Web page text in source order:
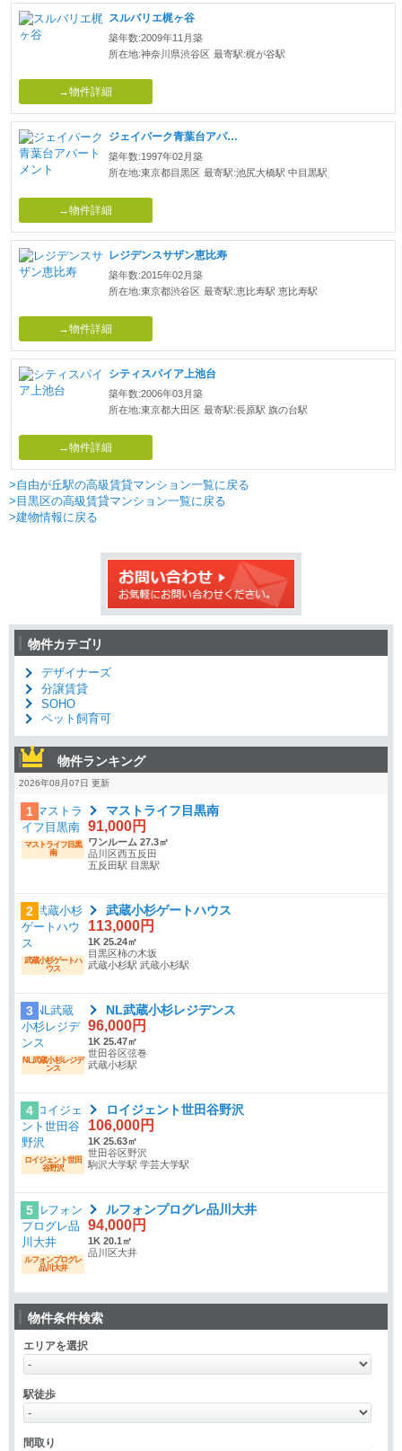
スルバリエ梶ヶ谷
築年数:2009年11月築
所在地:神奈川県渋谷区 最寄駅:梶が谷駅
→物件詳細
ジェイパーク青葉台アパートメント
築年数:1997年02月築
所在地:東京都目黒区 最寄駅:池尻大橋駅 中目黒駅
→物件詳細
レジデンスサザン恵比寿
築年数:2015年02月築
所在地:東京都渋谷区 最寄駅:恵比寿駅 恵比寿駅
→物件詳細
シティスパイア上池台
築年数:2006年03月築
所在地:東京都大田区 最寄駅:長原駅 旗の台駅
→物件詳細
>自由が丘駅の高級賃貸マンション一覧に戻る
>目黒区の高級賃貸マンション一覧に戻る
>建物情報に戻る
物件カテゴリ
デザイナーズ
分譲賃貸
SOHO
ペット飼育可
物件ランキング
2026年08月07日 更新
1
マストライフ目黒
南
マストライフ目黒南
91,000円
ワンルーム 27.3㎡
品川区西五反田
五反田駅 目黒駅
2
武蔵小杉ゲートハ
ウス
武蔵小杉ゲートハウス
113,000円
1K 25.24㎡
目黒区柿の木坂
武蔵小杉駅 武蔵小杉駅
3
NL武蔵小杉レジデ
ンス
NL武蔵小杉レジデンス
96,000円
1K 25.47㎡
世田谷区弦巻
武蔵小杉駅
4
ロイジェント世田
谷野沢
ロイジェント世田谷野沢
106,000円
1K 25.63㎡
世田谷区野沢
駒沢大学駅 学芸大学駅
5
ルフォンプログレ
品川大井
ルフォンプログレ品川大井
94,000円
1K 20.1㎡
品川区大井
物件条件検索
エリアを選択
駅徒歩
間取り